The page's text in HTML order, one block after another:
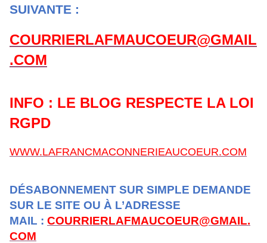
SUIVANTE :
COURRIERLAFMAUCOEUR@GMAIL
.COM
INFO : LE BLOG RESPECTE LA LOI
RGPD
WWW.LAFRANCMACONNERIEAUCOEUR.COM
DÉSABONNEMENT SUR SIMPLE DEMANDE
SUR LE SITE OU À L’ADRESSE
MAIL : COURRIERLAFMAUCOEUR@GMAIL.
COM